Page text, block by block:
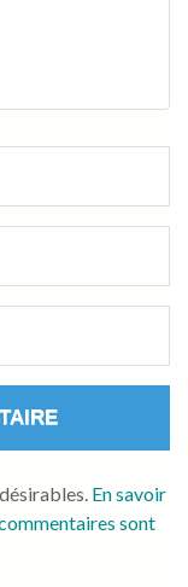
En savoir
sont